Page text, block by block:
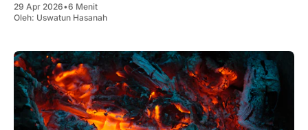
29 Apr 2026•6 Menit
Oleh: Uswatun Hasanah